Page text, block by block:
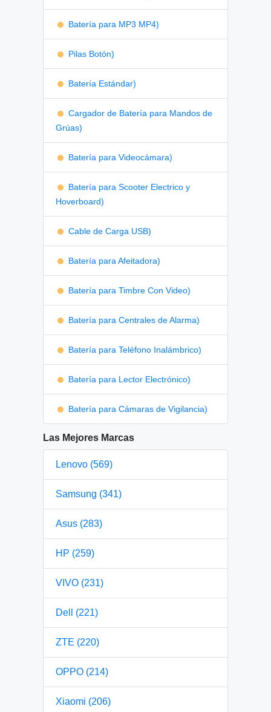
Batería para MP3 MP4)
Pilas Botón)
Batería Estándar)
Cargador de Batería para Mandos de
Grúas)
Batería para Videocámara)
Batería para Scooter Electrico y
Hoverboard)
Cable de Carga USB)
Batería para Afeitadora)
Batería para Timbre Con Video)
Batería para Centrales de Alarma)
Batería para Teléfono Inalámbrico)
Batería para Lector Electrónico)
Batería para Cámaras de Vigilancia)
Las Mejores Marcas
Lenovo (569)
Samsung (341)
Asus (283)
HP (259)
VIVO (231)
Dell (221)
ZTE (220)
OPPO (214)
Xiaomi (206)